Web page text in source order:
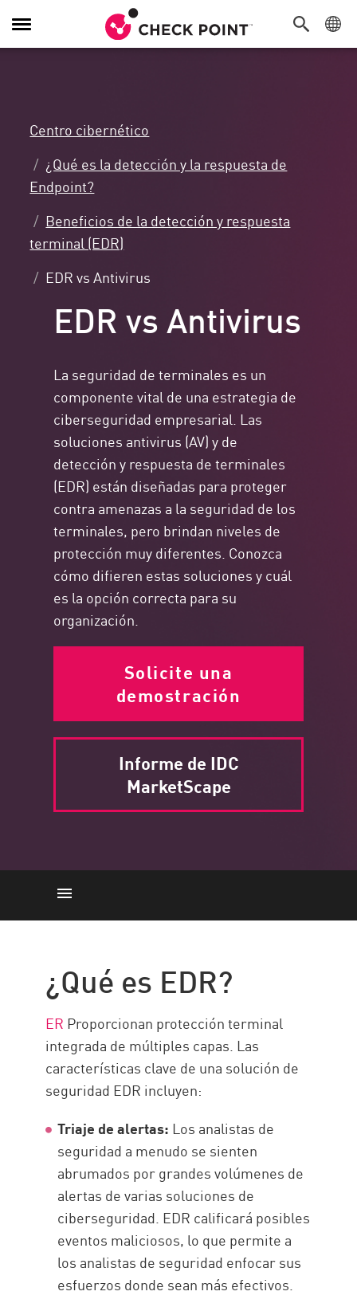
Alternar
navegación
Centro cibernético
¿Qué es la detección y la respuesta de
Endpoint?
Beneficios de la detección y respuesta
terminal (EDR)
EDR vs Antivirus
EDR vs Antivirus
La seguridad de terminales es un
componente vital de una estrategia de
ciberseguridad empresarial. Las
soluciones antivirus (AV) y de
detección y respuesta de terminales
(EDR) están diseñadas para proteger
contra amenazas a la seguridad de los
terminales, pero brindan niveles de
protección muy diferentes. Conozca
cómo difieren estas soluciones y cuál
es la opción correcta para su
organización.
Solicite una
demostración
Informe de IDC
MarketScape
EDR vs Antivirus
Por qué AV no es suficiente
Check Point Endpoint Security
Offering
¿Qué es EDR?
ER Proporcionan protección terminal
integrada de múltiples capas. Las
características clave de una solución de
seguridad EDR incluyen:
Triaje de alertas: Los analistas de
seguridad a menudo se sienten
abrumados por grandes volúmenes de
alertas de varias soluciones de
ciberseguridad. EDR calificará posibles
eventos maliciosos, lo que permite a
los analistas de seguridad enfocar sus
esfuerzos donde sean más efectivos.